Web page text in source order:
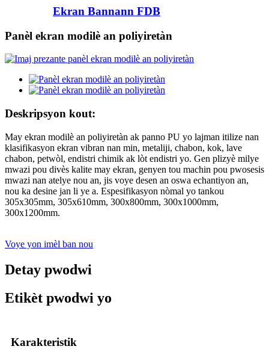
Ekran Bannann FDB
Panèl ekran modilè an poliyiretàn
Deskripsyon kout:
May ekran modilè an poliyiretàn ak panno PU yo lajman itilize nan
klasifikasyon ekran vibran nan min, metaliji, chabon, kok, lave
chabon, petwòl, endistri chimik ak lòt endistri yo. Gen plizyè milye
mwazi pou divès kalite may ekran, genyen tou machin pou pwosesis
mwazi nan atelye nou an, jis voye desen an oswa echantiyon an,
nou ka desine jan li ye a. Espesifikasyon nòmal yo tankou
305x305mm, 305x610mm, 300x800mm, 300x1000mm,
300x1200mm.
Voye yon imèl ban nou
Detay pwodwi
Etikèt pwodwi yo
Karakteristik